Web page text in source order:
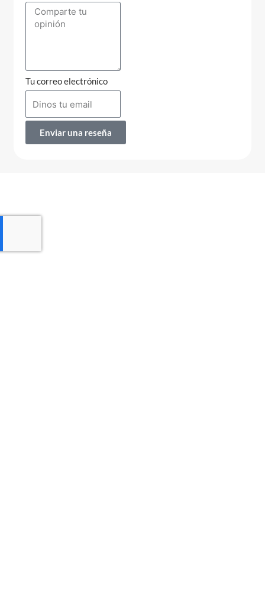
Tu correo electrónico
Enviar una reseña